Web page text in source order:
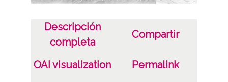
Licencia de las imágenes
Descripción
completa
Compartir
OAI visualization Permalink